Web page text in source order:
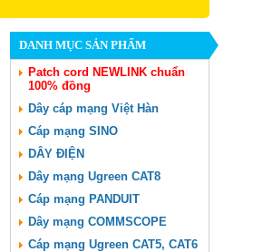
DANH MỤC SẢN PHẨM
Patch cord NEWLINK chuẩn
100% đồng
Dây cáp mạng Việt Hàn
Cáp mạng SINO
DÂY ĐIỆN
Dây mạng Ugreen CAT8
Cáp mạng PANDUIT
Dây mạng COMMSCOPE
Cáp mạng Ugreen CAT5, CAT6